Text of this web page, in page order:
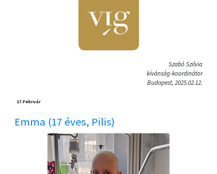
Szabó Szilvia
kívánság-koordinátor
Budapest, 2025.02.12.
17.Február
Emma (17 éves, Pilis)